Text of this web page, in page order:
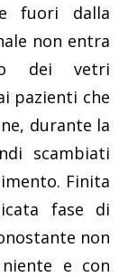
fuori dalla
non entra
dei vetri
pazienti che
durante la
scambiati
Finita
fase di
non
e con